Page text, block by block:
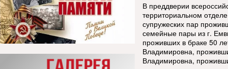
В преддверии
территориальном
супружеских пар
семейные пары из г.
проживших в браке 50
Владимировна,
Владимировна,